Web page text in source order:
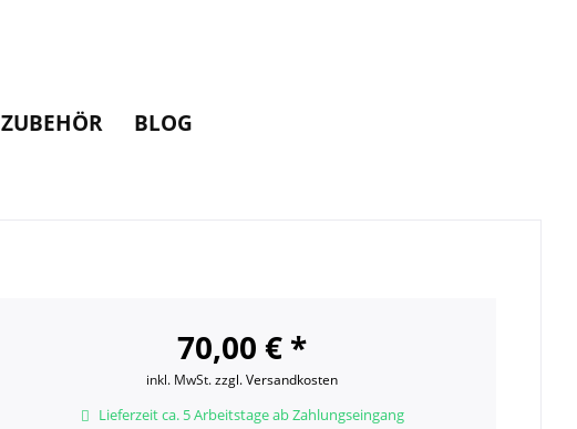
ZUBEHÖR BLOG
70,00 € *
inkl. MwSt.zzgl. Versandkosten
Lieferzeit ca. 5 Arbeitstage ab Zahlungseingang